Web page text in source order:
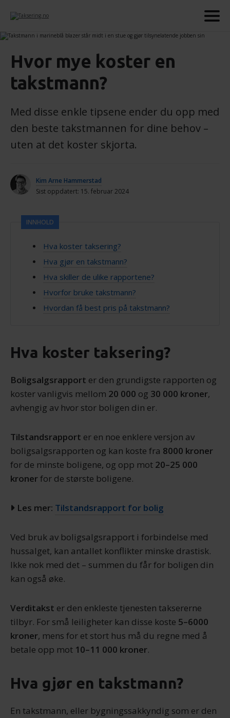
Hvor mye koster en
takstmann?
Med disse enkle tipsene ender du opp med
den beste takstmannen for dine behov –
uten at det koster skjorta.
Kim Arne Hammerstad
Sist oppdatert: 15. februar 2024
INNHOLD
Hva koster taksering?
Hva gjør en takstmann?
Hva skiller de ulike rapportene?
Hvorfor bruke takstmann?
Hvordan få best pris på takstmann?
Hva koster taksering?
Boligsalgsrapport er den grundigste rapporten og
koster vanligvis mellom 20 000 og 30 000 kroner,
avhengig av hvor stor boligen din er.
Tilstandsrapport er en noe enklere versjon av
boligsalgsrapporten og kan koste fra 8000 kroner
for de minste boligene, og opp mot 20–25 000
kronerfor de største boligene.
Les mer: Tilstandsrapport for bolig
Ved bruk av boligsalgsrapport i forbindelse med
hussalget, kan antallet konflikter minske drastisk.
Ikke nok med det – summen du får for boligen din
kan også øke.
Verditakst er den enkleste tjenesten taksererne
tilbyr. For små leiligheter kan disse koste 5–6000
kroner, mens for et stort hus må du regne med å
betale opp mot 10–11 000 kroner.
Hva gjør en takstmann?
En takstmann, eller bygningssakkyndig som er den